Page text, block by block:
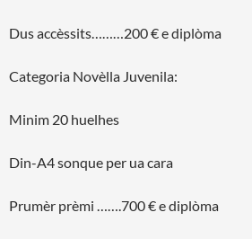
Dus accèssits………200 € e diplòma
Categoria Novèlla Juvenila:
Minim 20 huelhes
Din-A4 sonque per ua cara
Prumèr prèmi …….700 € e diplòma